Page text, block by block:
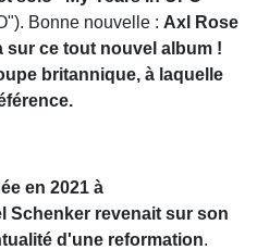
Bonne nouvelle : Axl Rose
sur ce tout nouvel album !
britannique, à laquelle
en 2021 à
Schenker revenait sur son
d'une reformation.